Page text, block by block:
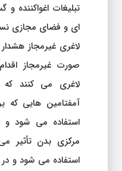
تبلیغات اغواکننده
ای و فضای مجازی
لاغری غیرمجاز
صورت غیرمجاز
لاغری می کنند که
آمفتامین هایی که
استفاده می شود
مرکزی بدن تأثیر
استفاده می شود و در